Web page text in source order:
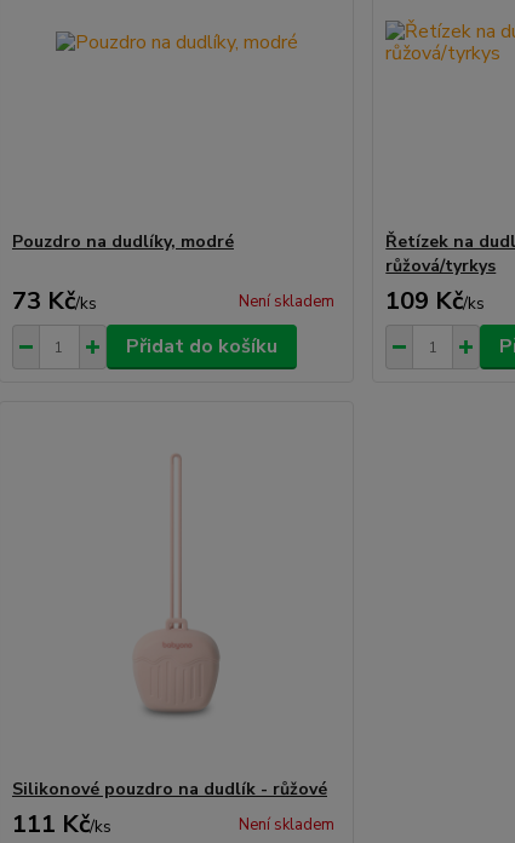
Pouzdro na dudlíky, modré
73 Kč/ks Není skladem
Přidat do košíku
Řetízek na
růžová/tyrkys
109 Kč/ks
Silikonové pouzdro na dudlík - růžové
111 Kč/ks Není skladem